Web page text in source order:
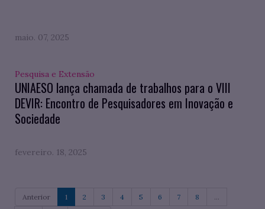
maio. 07, 2025
Pesquisa e Extensão
UNIAESO lança chamada de trabalhos para o VIII
DEVIR: Encontro de Pesquisadores em Inovação e
Sociedade
fevereiro. 18, 2025
Anterior 1 2 3 4 5 6 7 8 ...